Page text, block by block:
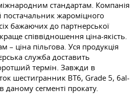
стандартам. Компанія
жароміцного
бажаючих до партнерської
співвідношення ціна-якість.
ціна пільгова. Уся продукція
служба доставить
термін. Завжди в
шестигранник ВТ6, Grade 5, 6al-
даному сегменті прокату.